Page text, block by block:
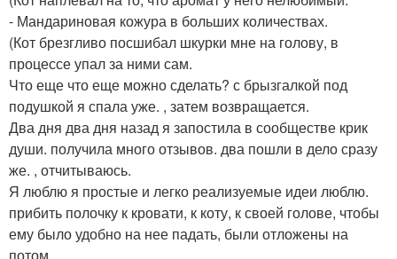
- Мандариновая кожура в больших количествах.
(Кот брезгливо посшибал шкурки мне на голову, в
процессе упал за ними сам.
Что еще что еще можно сделать? с брызгалкой под
подушкой я спала уже. , затем возвращается.
Два дня два дня назад я запостила в сообществе крик
души. получила много отзывов. два пошли в дело сразу
же. , отчитываюсь.
Я люблю я простые и легко реализуемые идеи люблю.
прибить полочку к кровати, к коту, к своей голове, чтобы
ему было удобно на нее падать, были отложены на